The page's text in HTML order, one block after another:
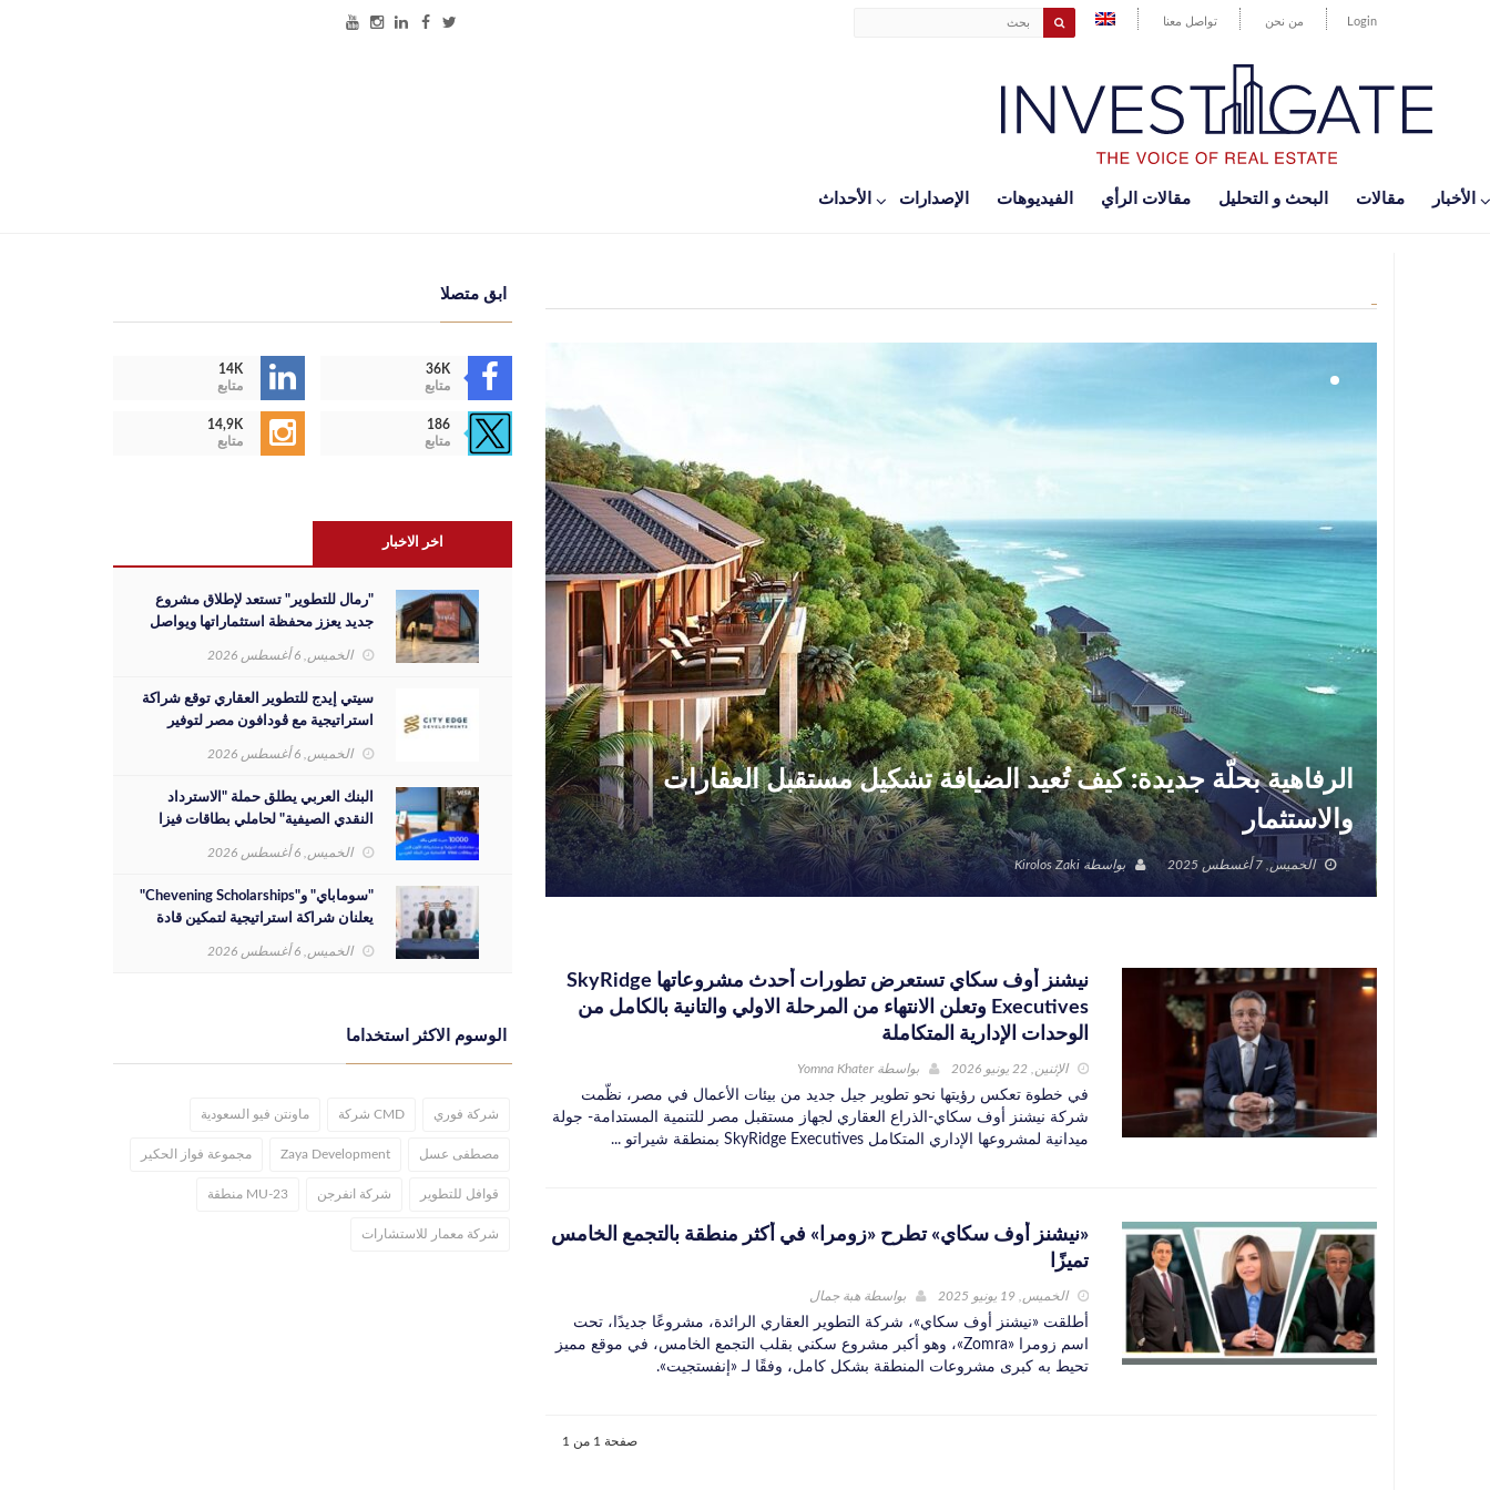
Login من نحن تواصل معنا
اﻷخبار مقالات البحث و التحليل مقالات الرأي الفيديوهات الإصدارات اﻷحداث
الرفاهية بحلّة جديدة: كيف تُعيد الضيافة تشكيل مستقبل العقارات
والاستثمار
الخميس, 7 أغسطس 2025 بواسطة Kirolos Zaki
نيشنز أوف سكاي تستعرض تطورات أحدث مشروعاتها SkyRidge
Executives وتعلن الانتهاء من المرحلة الاولي والتانية بالكامل من
الوحدات الإدارية المتكاملة
الإثنين, 22 يونيو 2026 بواسطة Yomna Khater
في خطوة تعكس رؤيتها نحو تطوير جيل جديد من بيئات الأعمال في مصر، نظّمت
شركة نيشنز أوف سكاي-الذراع العقاري لجهاز مستقبل مصر للتنمية المستدامة- جولة
ميدانية لمشروعها الإداري المتكامل SkyRidge Executives بمنطقة شيراتو ...
«نيشنز أوف سكاي» تطرح «زومرا» في أكثر منطقة بالتجمع الخامس
تميزًا
الخميس, 19 يونيو 2025 بواسطة هبة جمال
أطلقت «نيشنز أوف سكاي»، شركة التطوير العقاري الرائدة، مشروعًا جديدًا، تحت
اسم زومرا «Zomra»، وهو أكبر مشروع سكني بقلب التجمع الخامس، في موقع مميز
تحيط به كبرى مشروعات المنطقة بشكل كامل، وفقًا لـ «إنفستجيت».
صفحة 1 من 1
ابق متصلا
14K
متابع
36K
متابع
14,9K
متابع
186
متابع
اخر الاخبار
"رمال للتطوير" تستعد لإطلاق مشروع
جديد يعزز محفظة استثماراتها ويواصل
مسيرة نجاحها بالسوق المصري
الخميس, 6 أغسطس 2026
سيتي إيدج للتطوير العقاري توقع شراكة
استراتيجية مع ڤودافون مصر لتوفير
تاون بمدينة العلمين الجديدة
الخميس, 6 أغسطس 2026
البنك العربي يطلق حملة "الاسترداد
النقدي الصيفية" لحاملي بطاقات فيزا
الخميس, 6 أغسطس 2026
"سوماباي" و"Chevening Scholarships"
يعلنان شراكة استراتيجية لتمكين قادة
المستقبل من الشباب المصري
الخميس, 6 أغسطس 2026
الوسوم الاكثر استخداما
شركة فوري CMD شركة ماونتن فيو السعودية
مصطفى عسل Zaya Development مجموعة فواز الحكير
قوافل للتطوير شركة انفرجن MU-23 منطقة
شركة معمار للاستشارات